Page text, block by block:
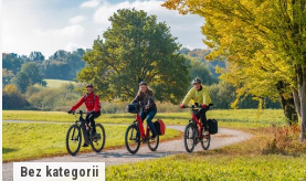
Bez kategorii